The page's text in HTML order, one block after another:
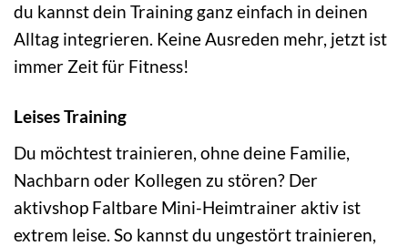
du kannst dein Training ganz einfach in deinen
Alltag integrieren. Keine Ausreden mehr, jetzt ist
immer Zeit für Fitness!
Leises Training
Du möchtest trainieren, ohne deine Familie,
Nachbarn oder Kollegen zu stören? Der
aktivshop Faltbare Mini-Heimtrainer aktiv ist
extrem leise. So kannst du ungestört trainieren,